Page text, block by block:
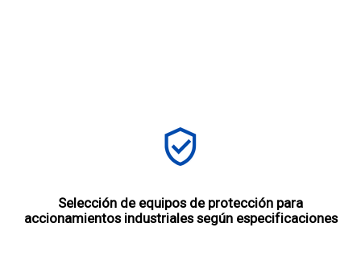
Selección de equipos de protección para
accionamientos industriales según especificaciones